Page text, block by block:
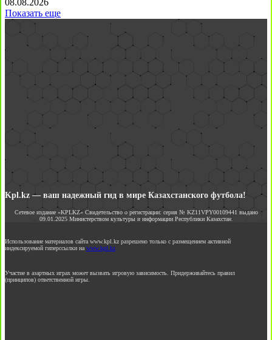
08.08.2026
Показать еще
Kpl.kz — ваш надежный гид в мире Казахстанского футбола!
Сетевое издание «KPLKZ» Свидетельство о регистрации: серия № KZ11VPY00109441 выдано
09.01.2025 Министерством культуры и информации Республики Казахстан.
Использование материалов сайта www.kpl.kz разрешено только с размещением активной
индексируемой гиперссылки на www.kpl.kz
Участие в азартных играх может вызвать игровую зависимость. Придерживайтесь правил
(принципов) ответственной игры.